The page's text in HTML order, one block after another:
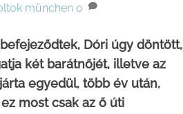
münchen 0
Dóri úgy döntött,
két barátnőjét, illetve az
egyedül, több év után,
most csak az ő úti